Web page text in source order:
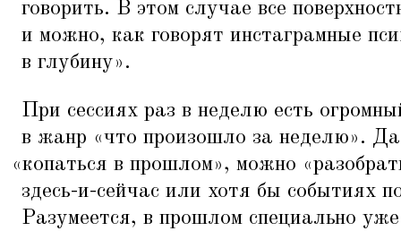
говорить. В этом случае все
и можно, как говорят инстаграмные
в глубину».
При сессиях раз в неделю есть
в жанр «что произошло за неделю».
«копаться в прошлом», можно «
здесь-и-сейчас или хотя бы событиях
Разумеется, в прошлом специально